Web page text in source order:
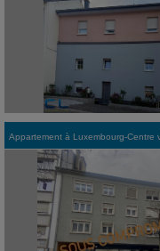
Appartement à Luxembourg-Centre